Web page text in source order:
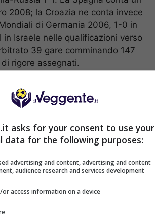
2008; la Croazia ne conta invece
di Germania 2006, 1-0 in
Israele nelle qualificazioni verso
39 gare comminando 147
rigore assegnati.
una scommessa
si potrebbe verificare in caso
a 14.00 da #. Per il marcatore il
due gare senza però timbrare
a buon fine vale 3.25 su
MARCATORE• [ 3.25,
asks for your consent to use your
data for the following purposes:
advertising and content, advertising and content
audience research and services development
or access information on a device